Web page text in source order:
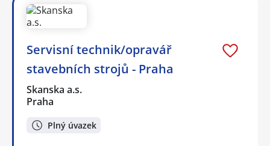
Servisní technik/opravář
stavebních strojů - Praha
Skanska a.s.
Praha
Plný úvazek